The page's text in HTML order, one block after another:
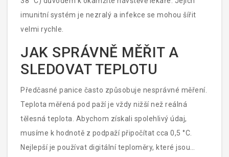
imunitní systém je nezralý a infekce se mohou šířit
velmi rychle.
JAK SPRÁVNĚ MĚŘIT A
SLEDOVAT TEPLOTU
Předčasné panice často způsobuje nesprávné měření.
Teplota měřená pod paží je vždy nižší než reálná
tělesná teplota. Abychom získali spolehlivý údaj,
musíme k hodnotě z podpaží připočítat cca 0,5 °C.
Nejlepší je používat digitální teploměry, které jsou